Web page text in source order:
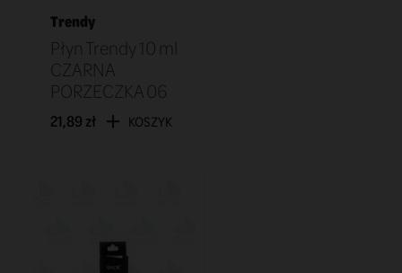
Trendy
Płyn Trendy 10 ml
CZARNA
PORZECZKA 06
21,89 zł KOSZYK